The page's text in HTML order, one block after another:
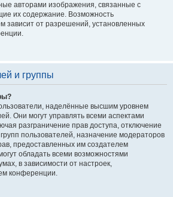
авторами изображения, связанные с
их содержание. Возможность
зависит от разрешений, установленных
и группы
наделённые высшим уровнем
Они могут управлять всеми аспектами
разграничение прав доступа, отключение
пользователей, назначение модераторов
предоставленных им создателем
обладать всеми возможностями
в зависимости от настроек,
конференции.